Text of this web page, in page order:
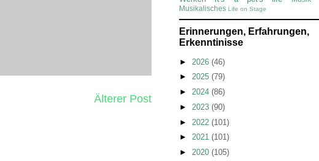
Älterer Post
Musikalisches Life on Stage
Erinnerungen, Erfahrungen,
Erkenntinisse
► 2026 (46)
► 2025 (79)
► 2024 (86)
► 2023 (90)
► 2022 (101)
► 2021 (101)
► 2020 (105)